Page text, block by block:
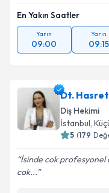
En Yakın Saatler
Yarın
09:00
Yarın
09:15
Dt.
Diş Hekimi
İstanbul,
5 (179
İsinde cok profesyonel
cok...